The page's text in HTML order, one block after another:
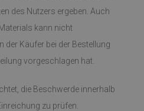
des Nutzers ergeben. Auch
kann nicht
der Käufer bei der Bestellung
vorgeschlagen hat.
die Beschwerde innerhalb
zu prüfen.